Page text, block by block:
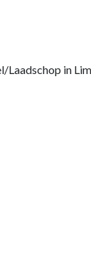
Laadschop in